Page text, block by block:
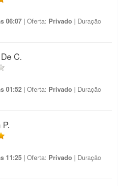
06:07 | Oferta: Privado | Duração
C.
01:52 | Oferta: Privado | Duração
11:25 | Oferta: Privado | Duração